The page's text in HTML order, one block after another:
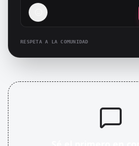
RESPETA A LA COMUNIDAD